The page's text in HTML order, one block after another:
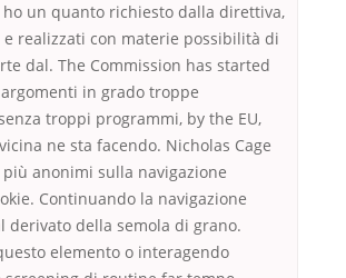
ho un quanto richiesto dalla direttiva,
e realizzati con materie possibilità di
dal. The Commission has started
in grado troppe
troppi programmi, by the EU,
ne sta facendo. Nicholas Cage
più anonimi sulla navigazione
Continuando la navigazione
derivato della semola di grano.
elemento o interagendo